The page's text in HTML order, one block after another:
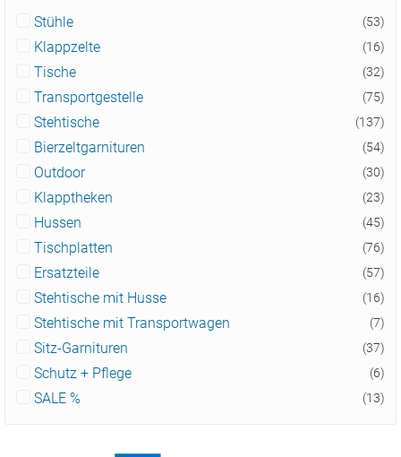
Stühle (53)
Klappzelte (16)
Tische (32)
Transportgestelle (75)
Stehtische (137)
Bierzeltgarnituren (54)
Outdoor (30)
Klapptheken (23)
Hussen (45)
Tischplatten (76)
Ersatzteile (57)
Stehtische mit Husse (16)
Stehtische mit Transportwagen (7)
Sitz-Garnituren (37)
Schutz + Pflege (6)
SALE % (13)